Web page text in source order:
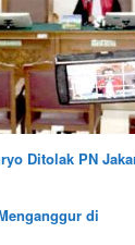
Ditolak PN
di